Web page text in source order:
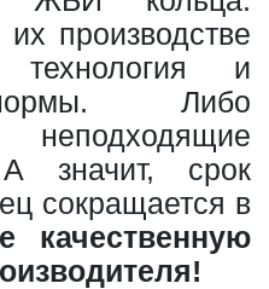
производстве
и
Либо
значит, срок
сокращается в
качественную